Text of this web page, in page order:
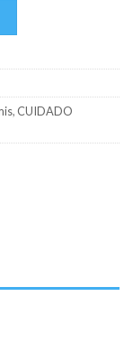
GR cantidad
, CUIDADO